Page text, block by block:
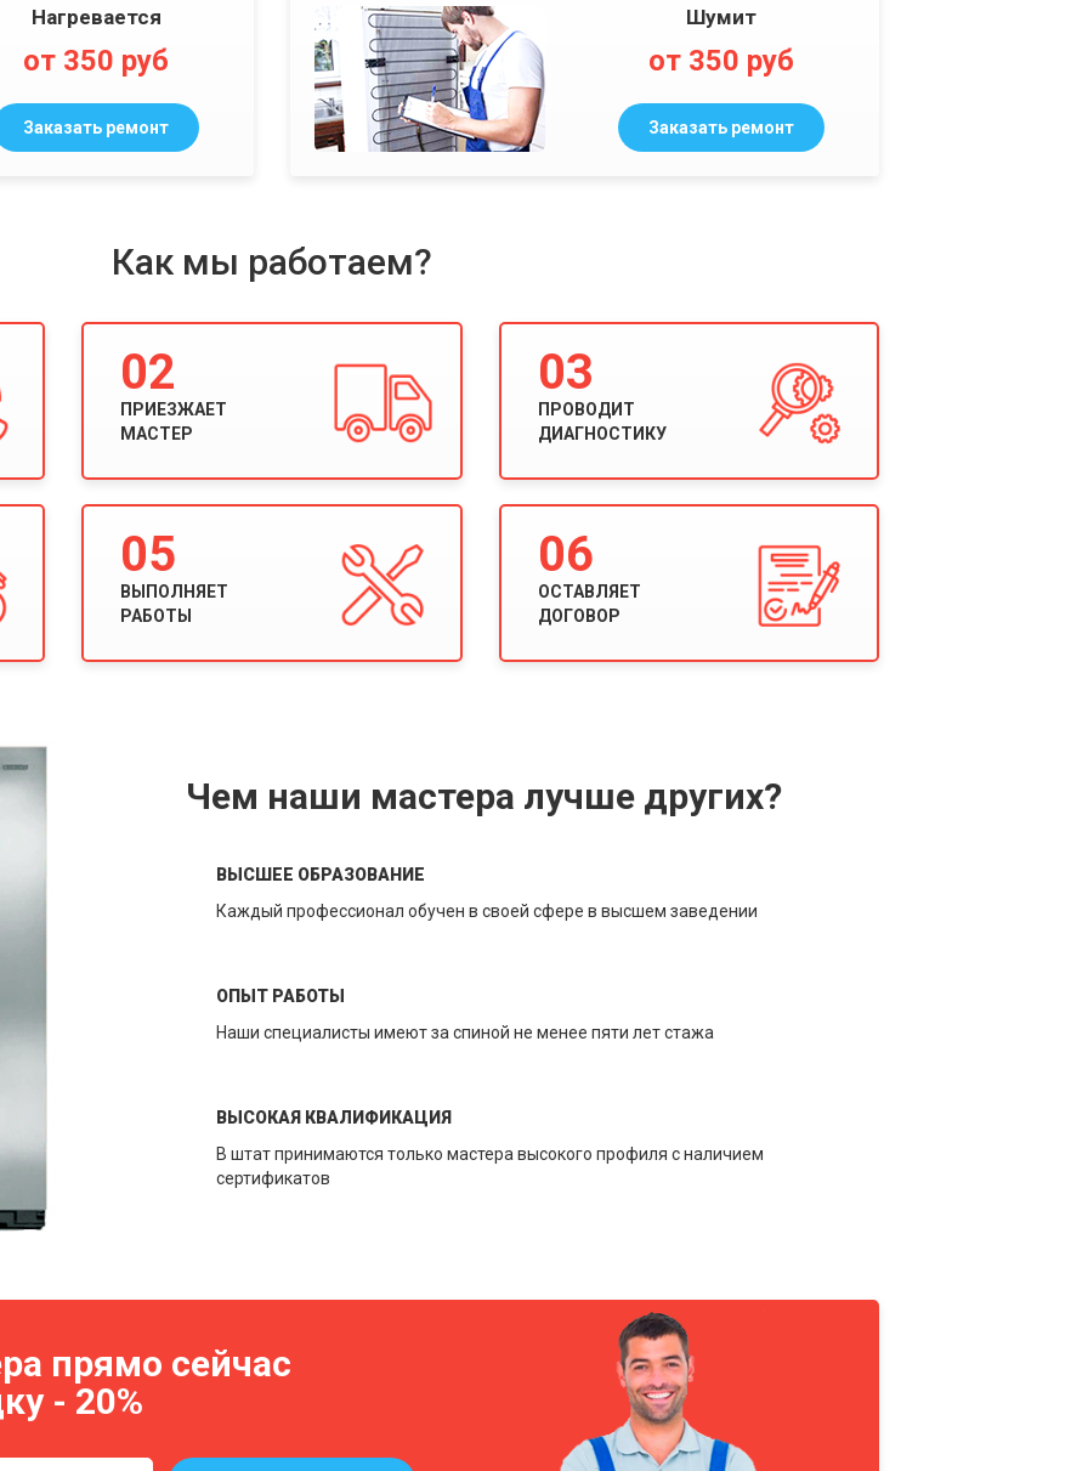
Нагревается
от 350 руб
Заказать ремонт
Шумит
от 350 руб
Заказать ремонт
Как мы работаем?
02
ПРИЕЗЖАЕТ
МАСТЕР
03
ПРОВОДИТ
ДИАГНОСТИКУ
05
ВЫПОЛНЯЕТ
РАБОТЫ
06
ОСТАВЛЯЕТ
ДОГОВОР
Чем наши мастера лучше других?
ВЫСШЕЕ ОБРАЗОВАНИЕ
Каждый профессионал обучен в своей сфере в высшем заведении
ОПЫТ РАБОТЫ
Наши специалисты имеют за спиной не менее пяти лет стажа
ВЫСОКАЯ КВАЛИФИКАЦИЯ
В штат принимаются только мастера высокого профиля с наличием
сертификатов
прямо сейчас
- 20%